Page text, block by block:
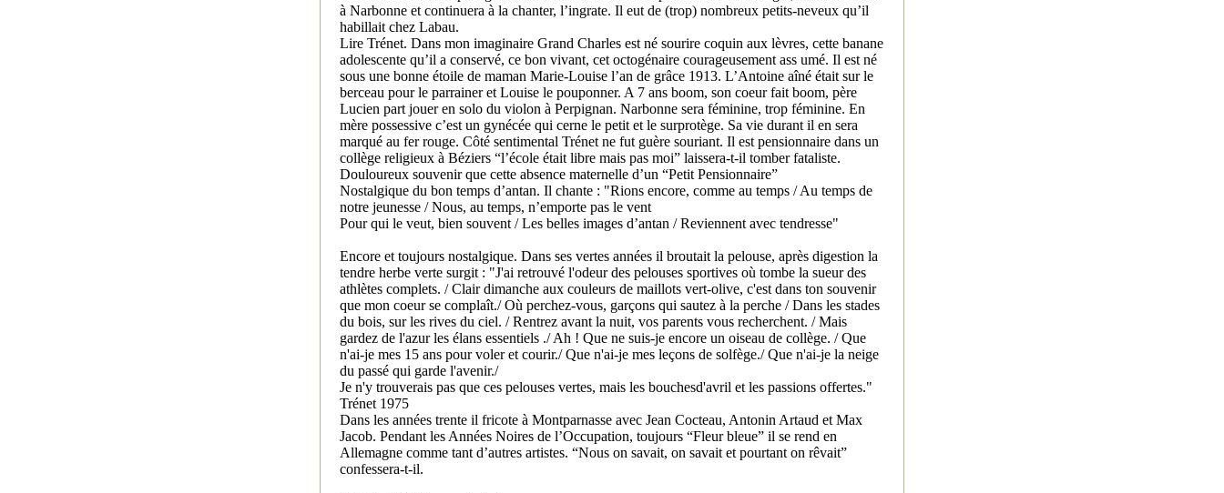
à Narbonne et continuera à la chanter, l’ingrate. Il eut de (trop) nombreux petits-neveux qu’il
habillait chez Labau.
Lire Trénet. Dans mon imaginaire Grand Charles est né sourire coquin aux lèvres, cette banane
adolescente qu’il a conservé, ce bon vivant, cet octogénaire courageusement ass umé. Il est né
sous une bonne étoile de maman Marie-Louise l’an de grâce 1913. L’Antoine aîné était sur le
berceau pour le parrainer et Louise le pouponner. A 7 ans boom, son coeur fait boom, père
Lucien part jouer en solo du violon à Perpignan. Narbonne sera féminine, trop féminine. En
mère possessive c’est un gynécée qui cerne le petit et le surprotège. Sa vie durant il en sera
marqué au fer rouge. Côté sentimental Trénet ne fut guère souriant. Il est pensionnaire dans un
collège religieux à Béziers “l’école était libre mais pas moi” laissera-t-il tomber fataliste.
Douloureux souvenir que cette absence maternelle d’un “Petit Pensionnaire”
Nostalgique du bon temps d’antan. Il chante : "Rions encore, comme au temps / Au temps de
notre jeunesse / Nous, au temps, n’emporte pas le vent
Pour qui le veut, bien souvent / Les belles images d’antan / Reviennent avec tendresse"
Encore et toujours nostalgique. Dans ses vertes années il broutait la pelouse, après digestion la
tendre herbe verte surgit : "J'ai retrouvé l'odeur des pelouses sportives où tombe la sueur des
athlètes complets. / Clair dimanche aux couleurs de maillots vert-olive, c'est dans ton souvenir
que mon coeur se complaît./ Où perchez-vous, garçons qui sautez à la perche / Dans les stades
du bois, sur les rives du ciel. / Rentrez avant la nuit, vos parents vous recherchent. / Mais
gardez de l'azur les élans essentiels ./ Ah ! Que ne suis-je encore un oiseau de collège. / Que
n'ai-je mes 15 ans pour voler et courir./ Que n'ai-je mes leçons de solfège./ Que n'ai-je la neige
du passé qui garde l'avenir./
Je n'y trouverais pas que ces pelouses vertes, mais les bouchesd'avril et les passions offertes."
Trénet 1975
Dans les années trente il fricote à Montparnasse avec Jean Cocteau, Antonin Artaud et Max
Jacob. Pendant les Années Noires de l’Occupation, toujours “Fleur bleue” il se rend en
Allemagne comme tant d’autres artistes. “Nous on savait, on savait et pourtant on rêvait”
confessera-t-il.